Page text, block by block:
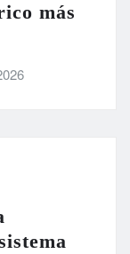
más